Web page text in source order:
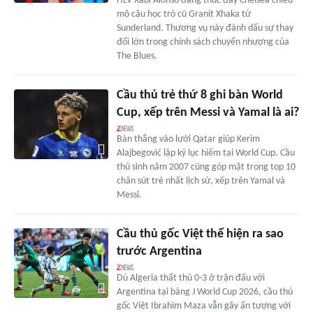
mộ cậu học trò cũ Granit Xhaka từ
Sunderland. Thương vụ này đánh dấu sự thay
đổi lớn trong chính sách chuyển nhượng của
The Blues.
Cầu thủ trẻ thứ 8 ghi bàn World
Cup, xếp trên Messi và Yamal là ai?
Bàn thắng vào lưới Qatar giúp Kerim
Alajbegović lập kỷ lục hiếm tại World Cup. Cầu
thủ sinh năm 2007 cũng góp mặt trong top 10
chân sút trẻ nhất lịch sử, xếp trên Yamal và
Messi.
Cầu thủ gốc Việt thể hiện ra sao
trước Argentina
Dù Algeria thất thủ 0-3 ở trận đấu với
Argentina tại bảng J World Cup 2026, cầu thủ
gốc Việt Ibrahim Maza vẫn gây ấn tượng với